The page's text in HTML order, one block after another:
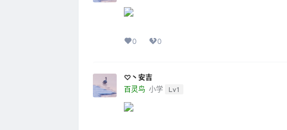
0 0
♡丶安吉
百灵鸟 小学 Lv1